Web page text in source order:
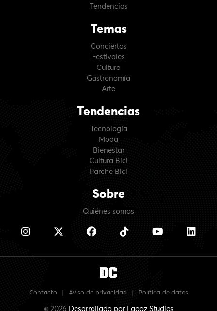
Tendencias
Temas
Conciertos
Festivales
Cultura
Gastronomía
Arte
Tendencias
Tecnología
Moda
Bienestar
Cultura Bici
Parche Bici
Sobre
Quiénes somos
Contacto Aviso de privacidad Política de datos
© 2026 Desarrollado por Laooz Studios